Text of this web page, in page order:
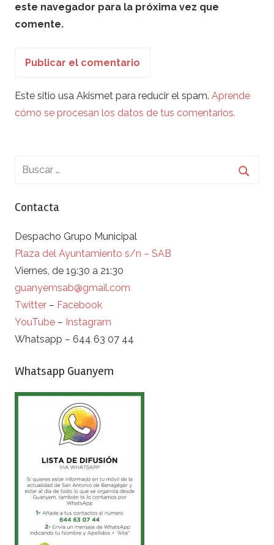
este navegador para la próxima vez que
comente.
Este sitio usa Akismet para reducir el spam. Aprende
cómo se procesan los datos de tus comentarios.
Contacta
Despacho Grupo Municipal
Plaza del Ayuntamiento s/n – SAB
Viernes, de 19:30 a 21:30
guanyemsab@gmail.com
Twitter – Facebook
YouTube – Instagram
Whatsapp – 644 63 07 44
Whatsapp Guanyem